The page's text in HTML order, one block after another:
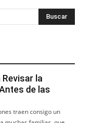
la
de las
traen consigo un